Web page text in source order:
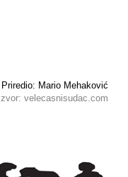
Priredio: Mario Mehaković
Izvor: velecasnisudac.com